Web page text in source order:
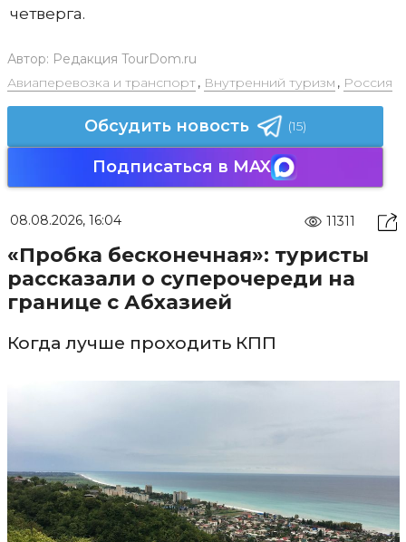
четверга.
Автор: Редакция TourDom.ru
Авиаперевозка и транспорт, Внутренний туризм , Россия
Обсудить новость (15)
Подписаться в MAX
08.08.2026, 16:04 11311
«Пробка бесконечная»: туристы
рассказали о суперочереди на
границе с Абхазией
Когда лучше проходить КПП